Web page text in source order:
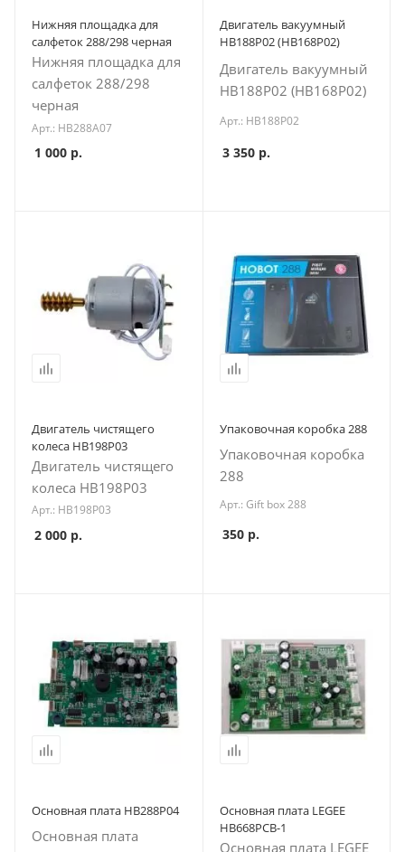
Нижняя площадка для
салфеток 288/298 черная
Нижняя площадка для
салфеток 288/298
черная
Арт.: HB288A07
1 000 р.
Двигатель вакуумный
HB188P02 (HB168P02)
Двигатель вакуумный
HB188P02 (HB168P02)
Арт.: HB188P02
3 350р.
Двигатель чистящего
колеса HB198P03
Двигатель чистящего
колеса HB198P03
Арт.: HB198P03
2 000 р.
Упаковочная коробка 288
Упаковочная коробка
288
Арт.: Gift box 288
350р.
Основная плата HB288Р04
Основная плата
Основная плата LEGEE
HB668PCB-1
Основная плата LEGEE